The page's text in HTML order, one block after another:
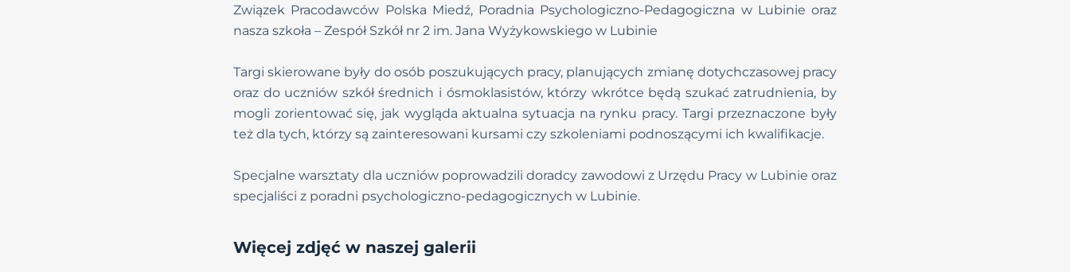
Związek Pracodawców Polska Miedź, Poradnia Psychologiczno-Pedagogiczna w Lubinie oraz
nasza szkoła – Zespół Szkół nr 2 im. Jana Wyżykowskiego w Lubinie
Targi skierowane były do osób poszukujących pracy, planujących zmianę dotychczasowej pracy
oraz do uczniów szkół średnich i ósmoklasistów, którzy wkrótce będą szukać zatrudnienia, by
mogli zorientować się, jak wygląda aktualna sytuacja na rynku pracy. Targi przeznaczone były
też dla tych, którzy są zainteresowani kursami czy szkoleniami podnoszącymi ich kwalifikacje.
Specjalne warsztaty dla uczniów poprowadzili doradcy zawodowi z Urzędu Pracy w Lubinie oraz
specjaliści z poradni psychologiczno-pedagogicznych w Lubinie.
Więcej zdjęć w naszej galerii